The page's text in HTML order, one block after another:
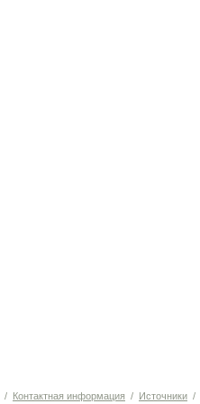
/ Контактная информация / Источники /